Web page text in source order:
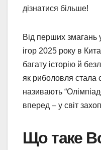
дізнатися більше!
Від перших змагань
ігор 2025 року в
багату історію й
як риболовля стала
називають
вперед – у світ
Що таке